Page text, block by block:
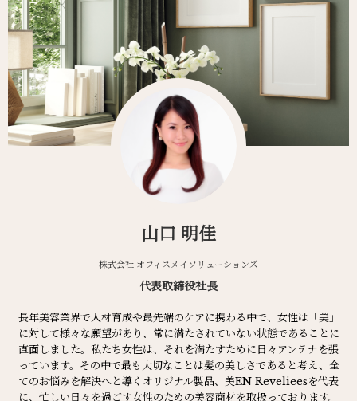
山口 明佳
株式会社 オフィスメイソリューションズ
代表取締役社長
長年美容業界で人材育成や最先端のケアに携わる中で、女性は「美」
に対して様々な願望があり、常に満たされていない状態であることに
直面しました。私たち女性は、それを満たすために日々アンテナを張
っています。その中で最も大切なことは髪の美しさであると考え、全
てのお悩みを解決へと導くオリジナル製品、美EN Revelieesを代表
に、忙しい日々を過ごす女性のための美容商材を取扱っております。